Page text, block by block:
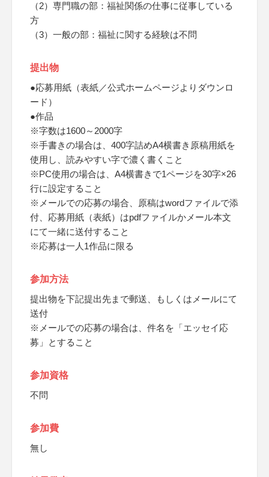
（2）専門職の部：福祉関係の仕事に従事している
方
（3）一般の部：福祉に関する経験は不問
提出物
●応募用紙（表紙／公式ホームページよりダウンロ
ード）
●作品
※字数は1600～2000字
※手書きの場合は、400字詰めA4横書き原稿用紙を
使用し、読みやすい字で濃く書くこと
※PC使用の場合は、A4横書きで1ページを30字×26
行に設定すること
※メールでの応募の場合、原稿はwordファイルで添
付、応募用紙（表紙）はpdfファイルかメール本文
にて一緒に送付すること
※応募は一人1作品に限る
参加方法
提出物を下記提出先まで郵送、もしくはメールにて
送付
※メールでの応募の場合は、件名を「エッセイ応
募」とすること
参加資格
不問
参加費
無し